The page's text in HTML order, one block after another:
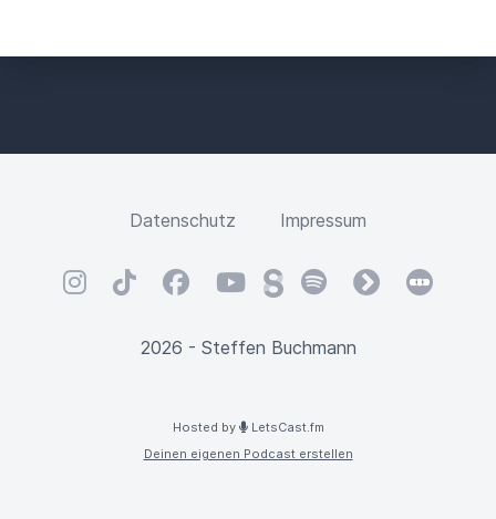
Datenschutz Impressum
InstagramTikTokFacebookYouTubeSteadySpotifyfyyd
2026 - Steffen Buchmann
Hosted by
LetsCast.fm
Deinen eigenen Podcast erstellen